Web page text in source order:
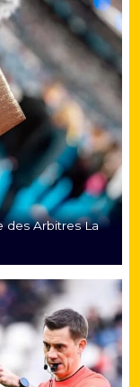
des Arbitres La